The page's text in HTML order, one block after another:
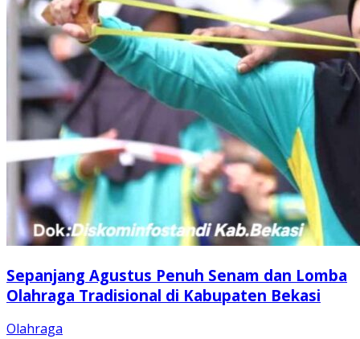
Sepanjang Agustus Penuh Senam dan Lomba
Olahraga Tradisional di Kabupaten Bekasi
Olahraga